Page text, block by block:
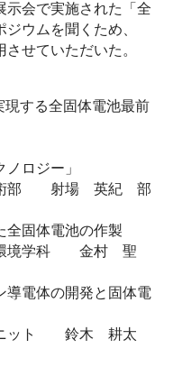
示会で実施された「全
ウムを聞くため、
せていただいた。
する全固体電池最前
ロジー」
術部 射場 英紀 部
固体電池の作製
境学科 金村 聖
電体の開発と固体電
ット 鈴木 耕太